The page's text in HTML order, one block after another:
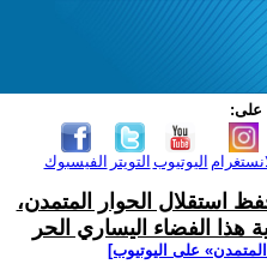
على:
الفيسبوك التويتر اليوتيوب
استقلال الحوار المتمدن،
هذا الفضاء اليساري الحر
على اليوتيوب]